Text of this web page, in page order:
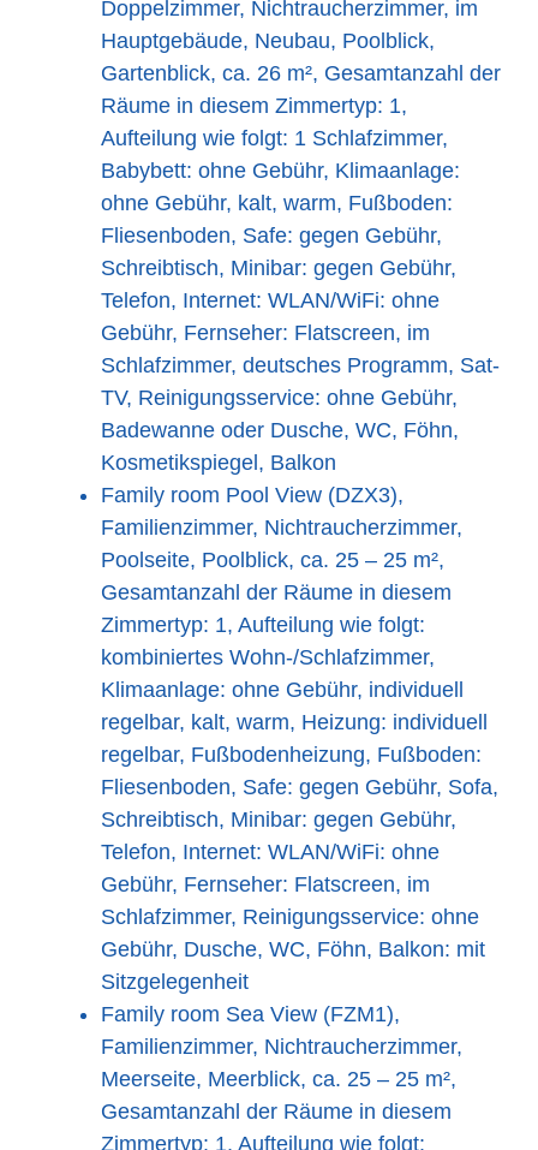
Doppelzimmer, Nichtraucherzimmer, im
Hauptgebäude, Neubau, Poolblick,
Gartenblick, ca. 26 m², Gesamtanzahl der
Räume in diesem Zimmertyp: 1,
Aufteilung wie folgt: 1 Schlafzimmer,
Babybett: ohne Gebühr, Klimaanlage:
ohne Gebühr, kalt, warm, Fußboden:
Fliesenboden, Safe: gegen Gebühr,
Schreibtisch, Minibar: gegen Gebühr,
Telefon, Internet: WLAN/WiFi: ohne
Gebühr, Fernseher: Flatscreen, im
Schlafzimmer, deutsches Programm, Sat-
TV, Reinigungsservice: ohne Gebühr,
Badewanne oder Dusche, WC, Föhn,
Kosmetikspiegel, Balkon
Family room Pool View (DZX3),
Familienzimmer, Nichtraucherzimmer,
Poolseite, Poolblick, ca. 25 – 25 m²,
Gesamtanzahl der Räume in diesem
Zimmertyp: 1, Aufteilung wie folgt:
kombiniertes Wohn-/Schlafzimmer,
Klimaanlage: ohne Gebühr, individuell
regelbar, kalt, warm, Heizung: individuell
regelbar, Fußbodenheizung, Fußboden:
Fliesenboden, Safe: gegen Gebühr, Sofa,
Schreibtisch, Minibar: gegen Gebühr,
Telefon, Internet: WLAN/WiFi: ohne
Gebühr, Fernseher: Flatscreen, im
Schlafzimmer, Reinigungsservice: ohne
Gebühr, Dusche, WC, Föhn, Balkon: mit
Sitzgelegenheit
Family room Sea View (FZM1),
Familienzimmer, Nichtraucherzimmer,
Meerseite, Meerblick, ca. 25 – 25 m²,
Gesamtanzahl der Räume in diesem
Zimmertyp: 1, Aufteilung wie folgt: